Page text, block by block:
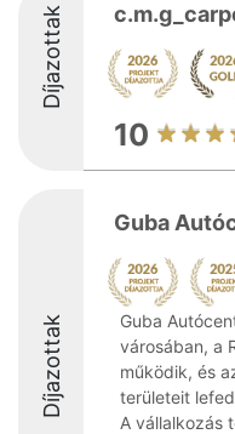
Díjazottak
10
Díjazottak
Guba
Guba
városában, a
működik, és
területeit
A vállalkozás